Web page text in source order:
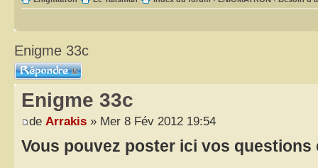
Enigme 33c
Répondre
Enigme 33c
de Arrakis » Mer 8 Fév 2012 19:54
Vous pouvez poster ici vos